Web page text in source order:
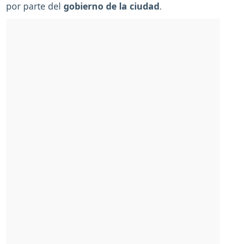
por parte del gobierno de la ciudad.